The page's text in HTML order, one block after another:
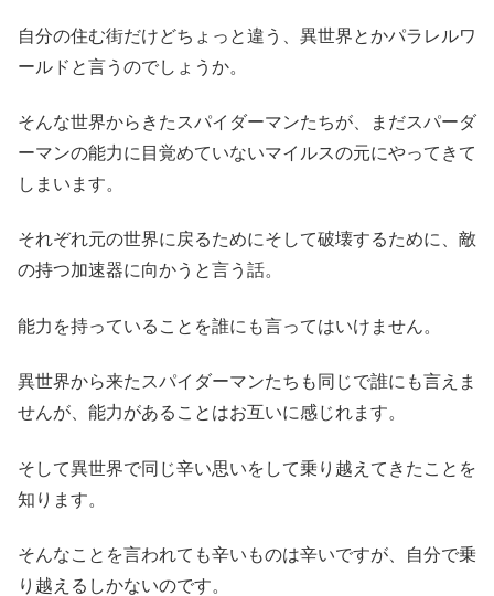
自分の住む街だけどちょっと違う、異世界とかパラレルワ
ールドと言うのでしょうか。
そんな世界からきたスパイダーマンたちが、まだスパーダ
ーマンの能力に目覚めていないマイルスの元にやってきて
しまいます。
それぞれ元の世界に戻るためにそして破壊するために、敵
の持つ加速器に向かうと言う話。
能力を持っていることを誰にも言ってはいけません。
異世界から来たスパイダーマンたちも同じで誰にも言えま
せんが、能力があることはお互いに感じれます。
そして異世界で同じ辛い思いをして乗り越えてきたことを
知ります。
そんなことを言われても辛いものは辛いですが、自分で乗
り越えるしかないのです。